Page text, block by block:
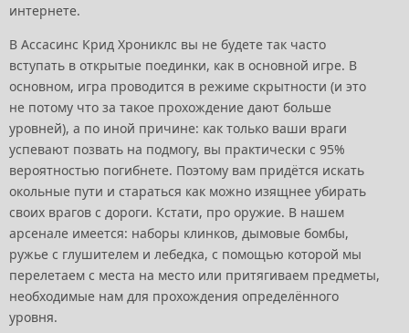
интернете.
В Ассасинс Крид Хрониклс вы не будете так часто
вступать в открытые поединки, как в основной игре. В
основном, игра проводится в режиме скрытности (и это
не потому что за такое прохождение дают больше
уровней), а по иной причине: как только ваши враги
успевают позвать на подмогу, вы практически с 95%
вероятностью погибнете. Поэтому вам придётся искать
окольные пути и стараться как можно изящнее убирать
своих врагов с дороги. Кстати, про оружие. В нашем
арсенале имеется: наборы клинков, дымовые бомбы,
ружье с глушителем и лебедка, с помощью которой мы
перелетаем с места на место или притягиваем предметы,
необходимые нам для прохождения определённого
уровня.